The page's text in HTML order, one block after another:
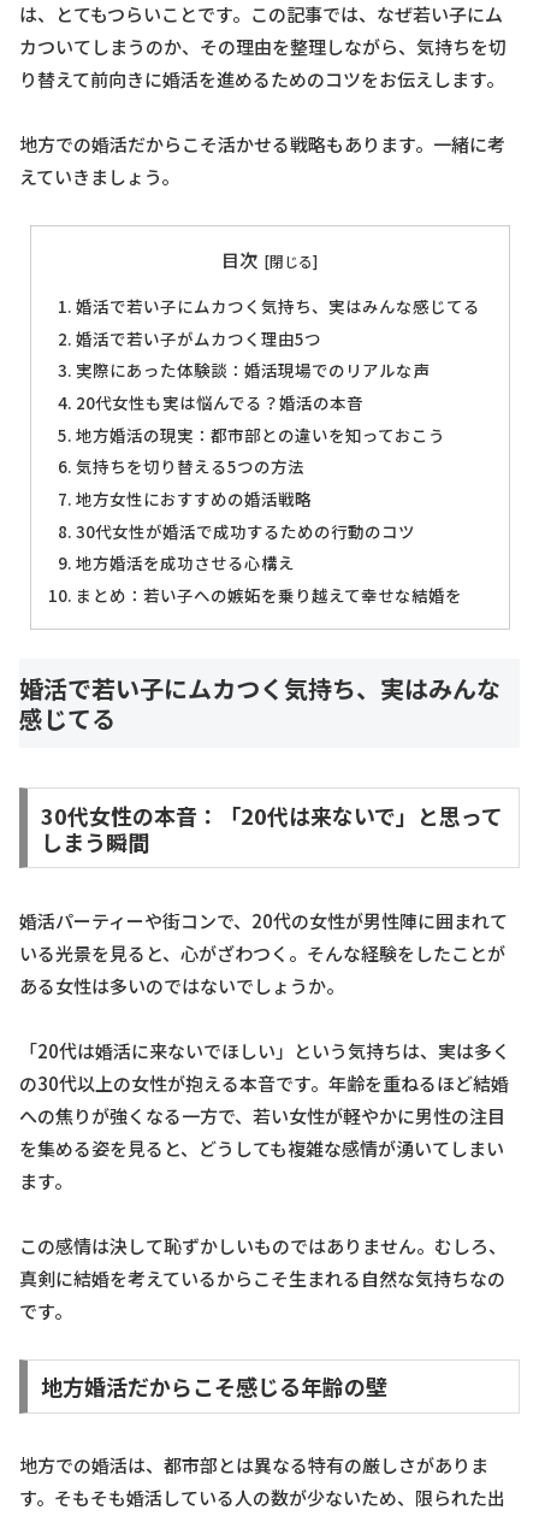
は、とてもつらいことです。この記事では、なぜ若い子にム
カついてしまうのか、その理由を整理しながら、気持ちを切
り替えて前向きに婚活を進めるためのコツをお伝えします。
地方での婚活だからこそ活かせる戦略もあります。一緒に考
えていきましょう。
目次
婚活で若い子にムカつく気持ち、実はみんな感じてる
婚活で若い子がムカつく理由5つ
実際にあった体験談：婚活現場でのリアルな声
20代女性も実は悩んでる？婚活の本音
地方婚活の現実：都市部との違いを知っておこう
気持ちを切り替える5つの方法
地方女性におすすめの婚活戦略
30代女性が婚活で成功するための行動のコツ
地方婚活を成功させる心構え
まとめ：若い子への嫉妬を乗り越えて幸せな結婚を
婚活で若い子にムカつく気持ち、実はみんな
感じてる
30代女性の本音：「20代は来ないで」と思って
しまう瞬間
婚活パーティーや街コンで、20代の女性が男性陣に囲まれて
いる光景を見ると、心がざわつく。そんな経験をしたことが
ある女性は多いのではないでしょうか。
「20代は婚活に来ないでほしい」という気持ちは、実は多く
の30代以上の女性が抱える本音です。年齢を重ねるほど結婚
への焦りが強くなる一方で、若い女性が軽やかに男性の注目
を集める姿を見ると、どうしても複雑な感情が湧いてしまい
ます。
この感情は決して恥ずかしいものではありません。むしろ、
真剣に結婚を考えているからこそ生まれる自然な気持ちなの
です。
地方婚活だからこそ感じる年齢の壁
地方での婚活は、都市部とは異なる特有の厳しさがありま
す。そもそも婚活している人の数が少ないため、限られた出